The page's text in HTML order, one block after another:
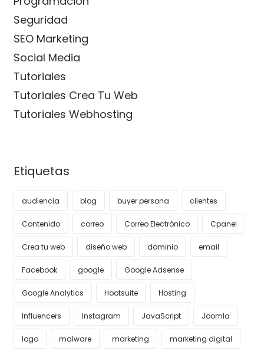
Seguridad
SEO Marketing
Social Media
Tutoriales
Tutoriales Crea Tu Web
Tutoriales Webhosting
Etiquetas
audiencia blog buyer persona clientes
Contenido correo Correo Electrónico Cpanel
Crea tu web diseño web dominio email
Facebook google Google Adsense
Google Analytics Hootsuite Hosting
Influencers Instagram JavaScript Joomla
logo malware marketing marketing digital